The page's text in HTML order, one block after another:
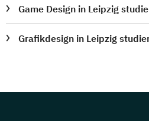
Game Design in Leipzig
Grafikdesign in Leipzig